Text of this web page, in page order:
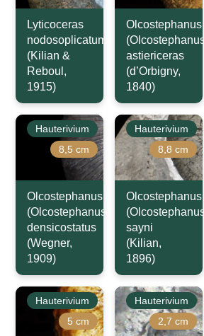
Lyticoceras
nodosoplicatum
(Kilian &
Reboul,
1915)
Olcostephanus
(Olcostephanus)
astiericeras
(d’Orbigny,
1840)
Hauterivium
8,5 cm
Olcostephanus
(Olcostephanus)
densicostatus
(Wegner,
1909)
Hauterivium
8,8 cm
Olcostephanus
(Olcostephanus)
sayni
(Kilian,
1896)
Hauterivium
5 cm
Hauterivium
2,7 cm